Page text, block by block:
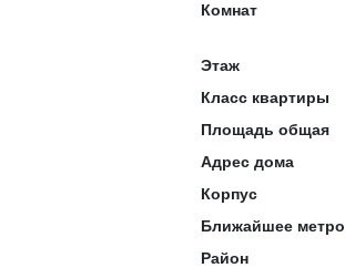
Комнат
Этаж
Класс квартиры
Площадь общая
Адрес дома
Корпус
Ближайшее метро
Район